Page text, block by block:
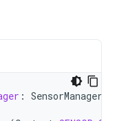
: SensorManager